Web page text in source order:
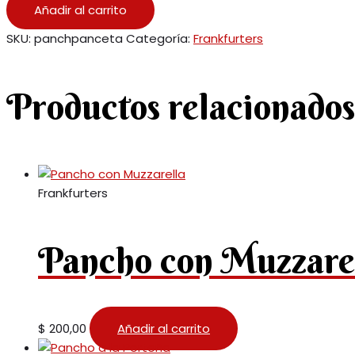
Añadir al carrito
SKU: panchpanceta Categoría: Frankfurters
Productos relacionados
Frankfurters
Pancho con
$ 200,00 Añadir al carrito